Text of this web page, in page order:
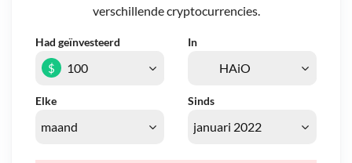
verschillende cryptocurrencies.
Had geïnvesteerd In
Elke Sinds
$